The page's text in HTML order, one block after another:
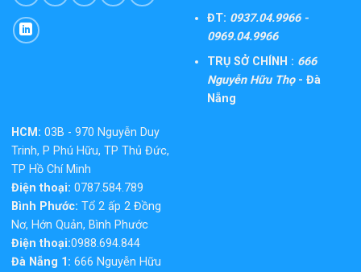
ĐT: 0937.04.9966 -
0969.04.9966
TRỤ SỞ CHÍNH : 666
Nguyễn Hữu Thọ- Đà
Nẵng
HCM: 03B - 970 Nguyễn Duy
Trinh, P Phú Hữu, TP Thủ Đức,
TP Hồ Chí Minh
Điện thoại: 0787.584.789
Bình Phước: Tổ 2 ấp 2 Đồng
Nơ, Hớn Quản, Bình Phước
Điện thoại:0988.694.844
Đà Nẵng 1: 666 Nguyễn Hữu